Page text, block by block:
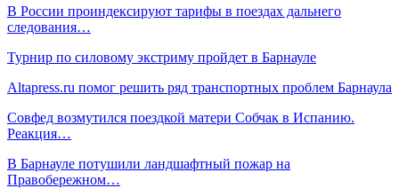
В России проиндексируют тарифы в поездах дальнего
следования…
Турнир по силовому экстриму пройдет в Барнауле
Altapress.ru помог решить ряд транспортных проблем Барнаула
Совфед возмутился поездкой матери Собчак в Испанию.
Реакция…
В Барнауле потушили ландшафтный пожар на
Правобережном…